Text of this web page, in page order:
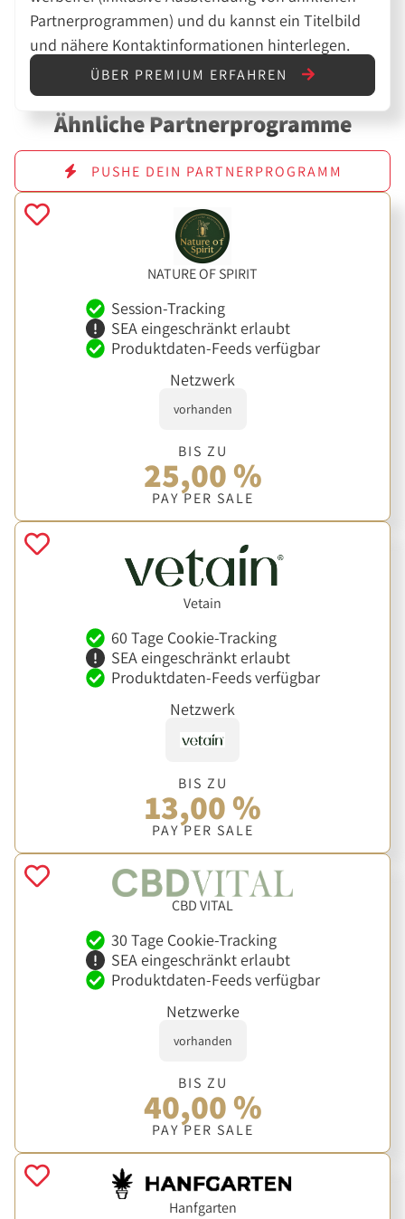
Partnerprogrammen) und du kannst ein Titelbild
und nähere Kontaktinformationen hinterlegen.
ÜBER PREMIUM ERFAHREN
Ähnliche Partnerprogramme
PUSHE DEIN PARTNERPROGRAMM
NATURE OF SPIRIT
Session-Tracking
SEA eingeschränkt erlaubt
Produktdaten-Feeds verfügbar
Netzwerk
vorhanden
BIS ZU
25,00 %
PAY PER SALE
Vetain
60 Tage Cookie-Tracking
SEA eingeschränkt erlaubt
Produktdaten-Feeds verfügbar
Netzwerk
BIS ZU
13,00 %
PAY PER SALE
CBD VITAL
30 Tage Cookie-Tracking
SEA eingeschränkt erlaubt
Produktdaten-Feeds verfügbar
Netzwerke
vorhanden
BIS ZU
40,00 %
PAY PER SALE
Hanfgarten